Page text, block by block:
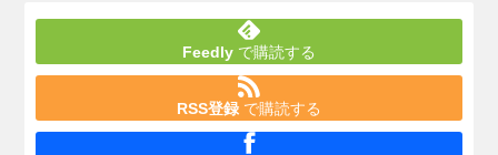
Feedly で購読する
RSS登録 で購読する